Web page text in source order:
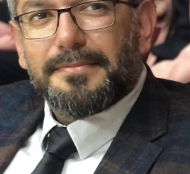
4 Nisan Sokak Hayvanları Günü: Can
Dostlarımıza Sahip Çıkalım
4 Nisan 2026
Yalova Beşiktaşlılar Derneği’nden
Kent Konseyi’ne Ziyaret
3 Nisan 2026